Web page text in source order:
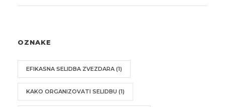
OZNAKE
EFIKASNA SELIDBA ZVEZDARA (1)
KAKO ORGANIZOVATI SELIDBU (1)